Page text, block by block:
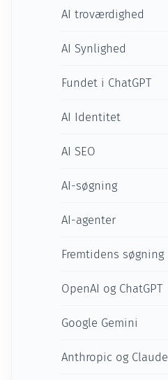
AI troværdighed
AI Synlighed
Fundet i ChatGPT
AI Identitet
AI SEO
AI-søgning
AI-agenter
Fremtidens søgning
OpenAI og ChatGPT
Google Gemini
Anthropic og Claude